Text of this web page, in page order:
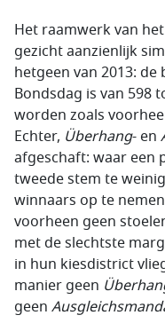
Het raamwerk van
gezicht aanzienlijk
hetgeen van 2013: de
Bondsdag is van 598
worden zoals
Echter, Überhang- en
afgeschaft: waar een
tweede stem te
winnaars op te
voorheen geen
met de slechtste
in hun kiesdistrict
manier geen
geen